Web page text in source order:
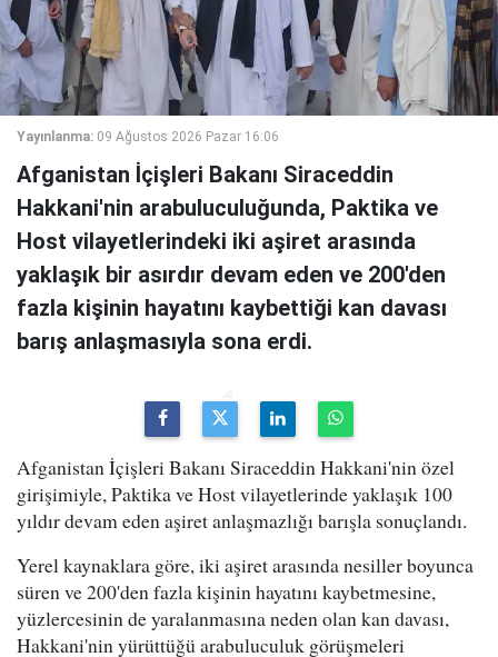
Yayınlanma: 09 Ağustos 2026 Pazar 16:06
Afganistan İçişleri Bakanı Siraceddin
Hakkani'nin arabuluculuğunda, Paktika ve
Host vilayetlerindeki iki aşiret arasında
yaklaşık bir asırdır devam eden ve 200'den
fazla kişinin hayatını kaybettiği kan davası
barış anlaşmasıyla sona erdi.
Afganistan İçişleri Bakanı Siraceddin Hakkani'nin özel
girişimiyle, Paktika ve Host vilayetlerinde yaklaşık 100
yıldır devam eden aşiret anlaşmazlığı barışla sonuçlandı.
Yerel kaynaklara göre, iki aşiret arasında nesiller boyunca
süren ve 200'den fazla kişinin hayatını kaybetmesine,
yüzlercesinin de yaralanmasına neden olan kan davası,
Hakkani'nin yürüttüğü arabuluculuk görüşmeleri